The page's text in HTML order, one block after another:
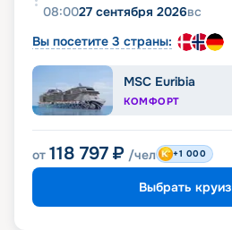
08:0027 сентября 2026вс
Вы посетите 3 страны:
MSC Euribia
КОМФОРТ
от 118 797 ₽ /чел +1 000
Выбрать круиз